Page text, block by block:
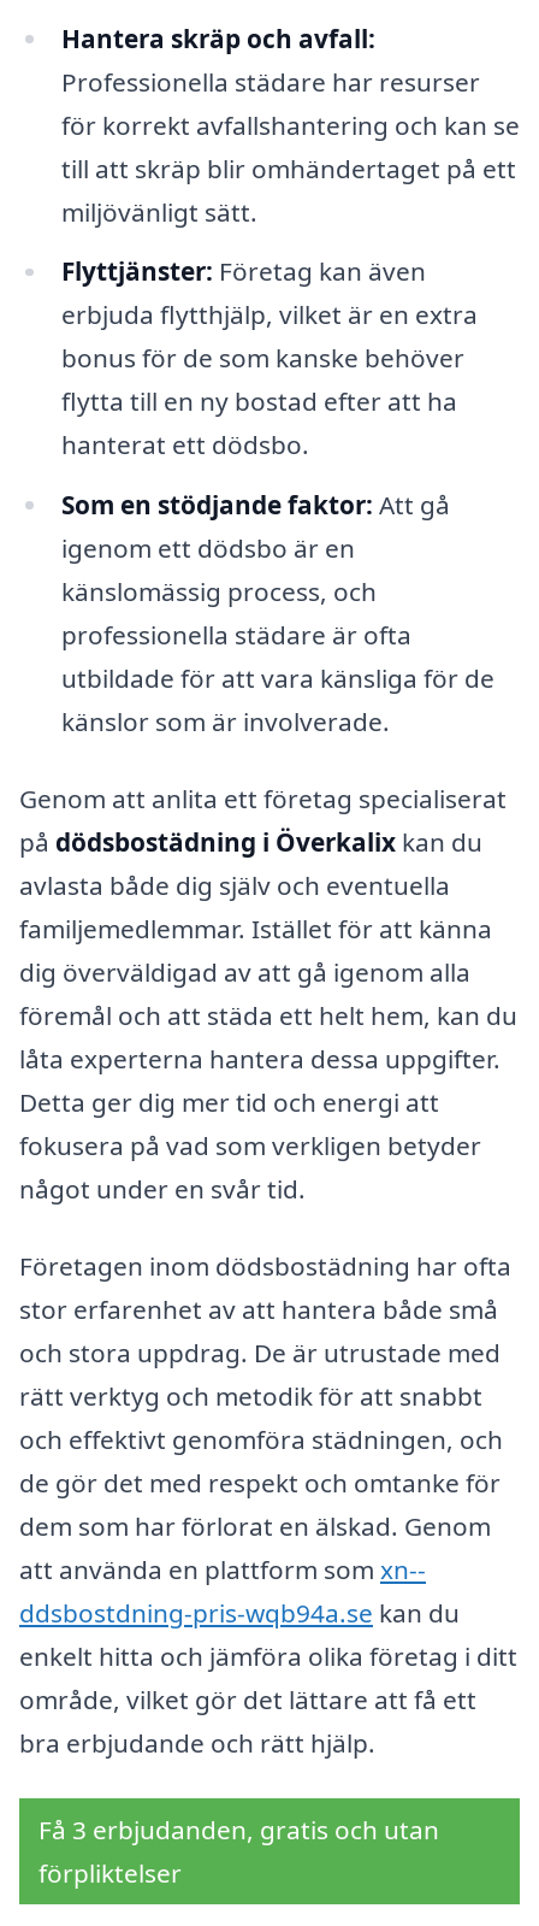
Hantera skräp och avfall:
Professionella städare har resurser
för korrekt avfallshantering och kan se
till att skräp blir omhändertaget på ett
miljövänligt sätt.
Flyttjänster: Företag kan även
erbjuda flytthjälp, vilket är en extra
bonus för de som kanske behöver
flytta till en ny bostad efter att ha
hanterat ett dödsbo.
Som en stödjande faktor: Att gå
igenom ett dödsbo är en
känslomässig process, och
professionella städare är ofta
utbildade för att vara känsliga för de
känslor som är involverade.
Genom att anlita ett företag specialiserat
på dödsbostädning i Överkalix kan du
avlasta både dig själv och eventuella
familjemedlemmar. Istället för att känna
dig överväldigad av att gå igenom alla
föremål och att städa ett helt hem, kan du
låta experterna hantera dessa uppgifter.
Detta ger dig mer tid och energi att
fokusera på vad som verkligen betyder
något under en svår tid.
Företagen inom dödsbostädning har ofta
stor erfarenhet av att hantera både små
och stora uppdrag. De är utrustade med
rätt verktyg och metodik för att snabbt
och effektivt genomföra städningen, och
de gör det med respekt och omtanke för
dem som har förlorat en älskad. Genom
att använda en plattform som xn--
ddsbostdning-pris-wqb94a.se kan du
enkelt hitta och jämföra olika företag i ditt
område, vilket gör det lättare att få ett
bra erbjudande och rätt hjälp.
Få 3 erbjudanden, gratis och utan
förpliktelser